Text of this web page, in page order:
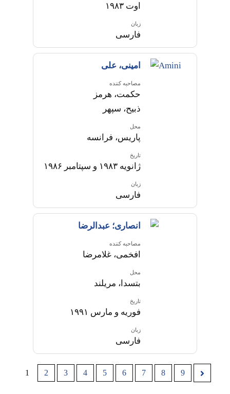
1 2 3 4 5 6 7 8 9
اوت ۱۹۸۳
زبان
فارسی
امینی، علی
مصاحبه کننده
حکمت، هرمز
ذبیح، سپهر
محل
پاریس، فرانسه
تاریخ
ژانویه ۱۹۸۳ و سپتامبر ۱۹۸۶
زبان
فارسی
انصاری؛ عبدالرضا
مصاحبه کننده
افخمی، غلامرضا
محل
بتسدا، مریلند
تاریخ
فوریه و مارس ۱۹۹۱
زبان
فارسی